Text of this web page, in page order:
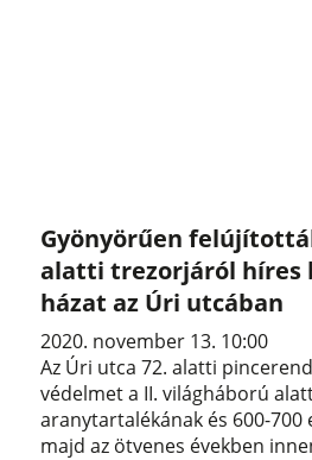
Gyönyörűen
alatti trezorjáról híres
házat az Úri utcában
2020. november 13. 10:00
Az Úri utca 72. alatti
védelmet a II. világháború
aranytartalékának és 600-700
majd az ötvenes években